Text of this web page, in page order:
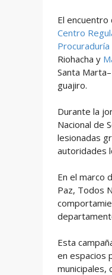
El encuentro
Centro
Riohacha y
Santa
guajiro.
Durante la
Nacional de
lesionadas
autoridades
En el marco
Paz, Todos
Esta
en espacios
municipales,